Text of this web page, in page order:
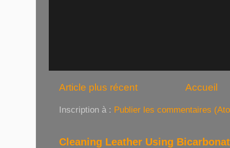
Article plus récent Accueil
Inscription à : Publier les commentaires
Cleaning Leather Using